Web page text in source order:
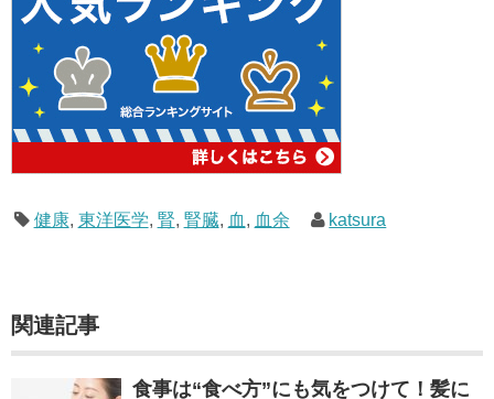
健康, 東洋医学, 腎, 腎臓, 血 , 血余 katsura
関連記事
食事は“食べ方”にも気をつけて！髪に